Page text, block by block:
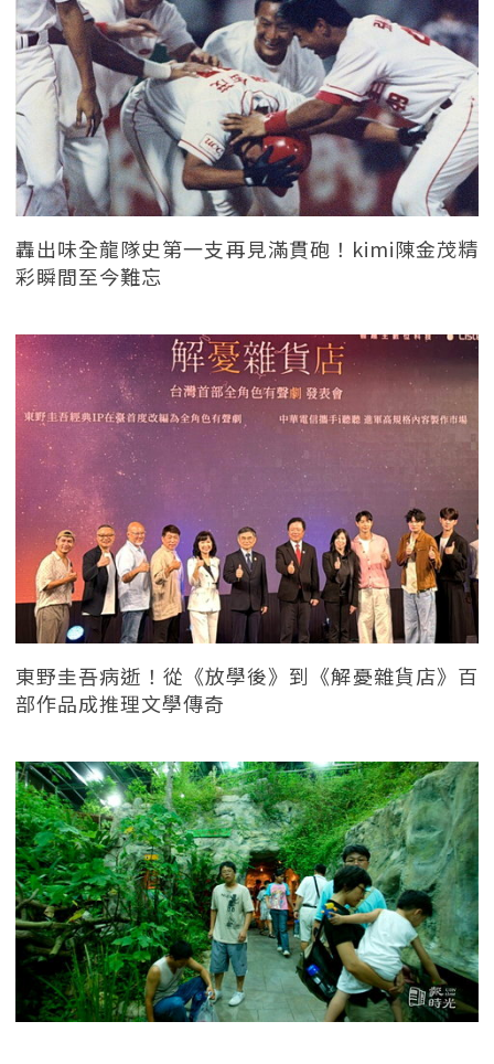
轟出味全龍隊史第一支再見滿貫砲！kimi陳金茂精
彩瞬間至今難忘
東野圭吾病逝！從《放學後》到《解憂雜貨店》百
部作品成推理文學傳奇